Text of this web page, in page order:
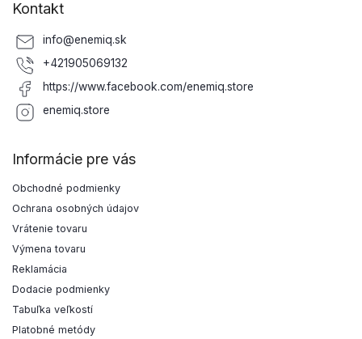
Kontakt
info@enemiq.sk
+421905069132
https://www.facebook.com/enemiq.store
enemiq.store
Informácie pre vás
Obchodné podmienky
Ochrana osobných údajov
Vrátenie tovaru
Výmena tovaru
Reklamácia
Dodacie podmienky
Tabuľka veľkostí
Platobné metódy